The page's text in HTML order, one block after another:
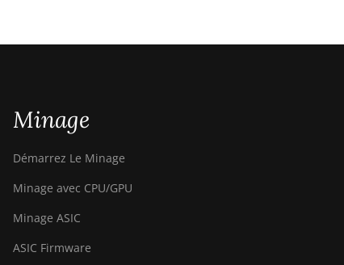
Minage
Démarrez Le Minage
Minage avec CPU/GPU
Minage ASIC
ASIC Firmware